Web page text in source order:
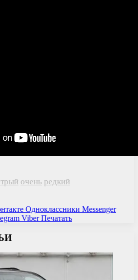
очень редкий
Одноклассники Messenger
Viber Печатать